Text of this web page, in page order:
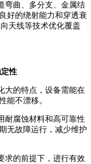
弯曲、多分支、金属结
好的绕射能力和穿透衰
天线等技术优化覆盖
性
大的特点，设备需能在
能不漂移。
耐腐蚀材料和高可靠性
无故障运行，减少维护
求的前提下，进行有效